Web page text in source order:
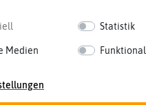
Gefunden in Rasen reparieren
Statistik
Medien Funktional